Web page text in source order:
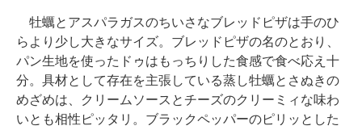
牡蠣とアスパラガスのちいさなブレッドピザは手のひ
らより少し大きなサイズ。ブレッドピザの名のとおり、
パン生地を使ったドゥはもっちりした食感で食べ応え十
分。具材として存在を主張している蒸し牡蠣とさぬきの
めざめは、クリームソースとチーズのクリーミィな味わ
いとも相性ピッタリ。ブラックペッパーのピリッとした